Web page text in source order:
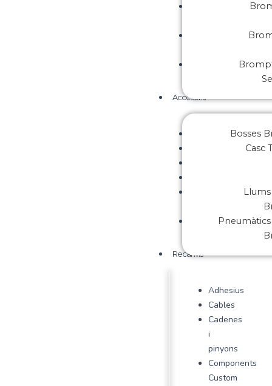
Accesoris
Bosses
Casc
Recanvis
Adhesius
Cables
Cadenes
i
pinyons
Components
Custom